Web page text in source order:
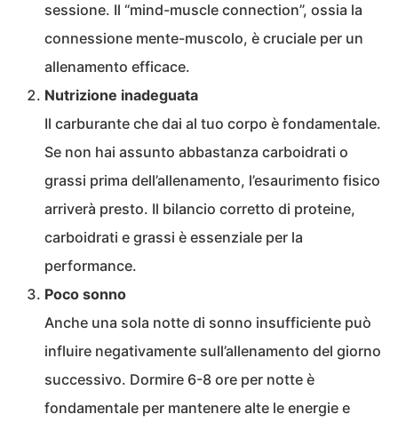
sessione. Il “mind-muscle connection”, ossia la
connessione mente-muscolo, è cruciale per un
allenamento efficace.
Nutrizione inadeguata
Il carburante che dai al tuo corpo è fondamentale.
Se non hai assunto abbastanza carboidrati o
grassi prima dell’allenamento, l’esaurimento fisico
arriverà presto. Il bilancio corretto di proteine,
carboidrati e grassi è essenziale per la
performance.
Poco sonno
Anche una sola notte di sonno insufficiente può
influire negativamente sull’allenamento del giorno
successivo. Dormire 6-8 ore per notte è
fondamentale per mantenere alte le energie e